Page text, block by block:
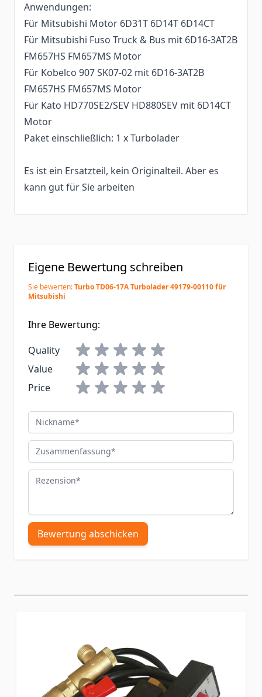
Anwendungen:
Für Mitsubishi Motor 6D31T 6D14T 6D14CT
Für Mitsubishi Fuso Truck & Bus mit 6D16-3AT2B
FM657HS FM657MS Motor
Für Kobelco 907 SK07-02 mit 6D16-3AT2B
FM657HS FM657MS Motor
Für Kato HD770SE2/SEV HD880SEV mit 6D14CT
Motor
Paket einschließlich: 1 x Turbolader
Es ist ein Ersatzteil, kein Originalteil. Aber es
kann gut für Sie arbeiten
Eigene Bewertung schreiben
Sie bewerten:Turbo TD06-17A Turbolader 49179-00110 für
Mitsubishi
Ihre Bewertung:
Quality
Value
Price
Nickname
Zusammenfassung
Rezension
Bewertung abschicken